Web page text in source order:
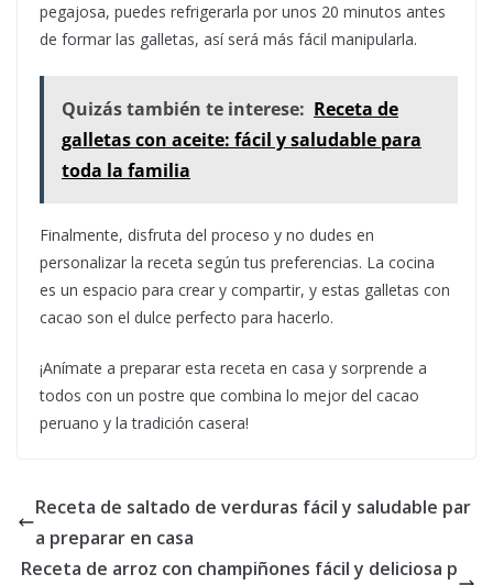
pegajosa, puedes refrigerarla por unos 20 minutos antes
de formar las galletas, así será más fácil manipularla.
Quizás también te interese: Receta de
galletas con aceite: fácil y saludable para
toda la familia
Finalmente, disfruta del proceso y no dudes en
personalizar la receta según tus preferencias. La cocina
es un espacio para crear y compartir, y estas galletas con
cacao son el dulce perfecto para hacerlo.
¡Anímate a preparar esta receta en casa y sorprende a
todos con un postre que combina lo mejor del cacao
peruano y la tradición casera!
Receta de saltado de verduras fácil y saludable par
a preparar en casa
Receta de arroz con champiñones fácil y deliciosa p